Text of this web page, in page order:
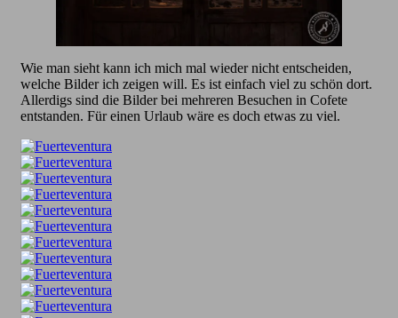
Wie man sieht kann ich mich mal wieder nicht entscheiden,
welche Bilder ich zeigen will. Es ist einfach viel zu schön dort.
Allerdigs sind die Bilder bei mehreren Besuchen in Cofete
entstanden. Für einen Urlaub wäre es doch etwas zu viel.